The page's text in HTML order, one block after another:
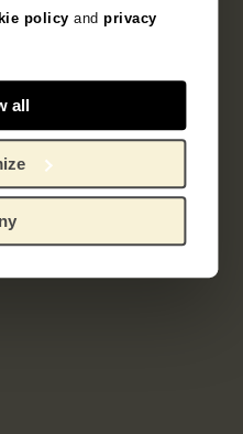
policy andprivacy
all
voor het